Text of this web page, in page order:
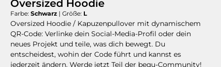
Oversized Hoodie
Farbe: Schwarz | Größe: L
Oversized Hoodie / Kapuzenpullover mit dynamischem
QR-Code: Verlinke dein Social-Media-Profil oder dein
neues Projekt und teile, was dich bewegt. Du
entscheidest, wohin der Code führt und kannst es
jederzeit ändern. Werde jetzt Teil der bequ-Community!